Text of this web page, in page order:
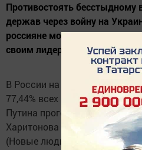
Противостоять
держав через войну на
россияне могли, только
своим лидерам. Так и
В России на выборах
77,44% всех избирателей.
Путина проголосовали
Харитонова (КПРФ) — 4,30,
(Новые люди) — 3,84,